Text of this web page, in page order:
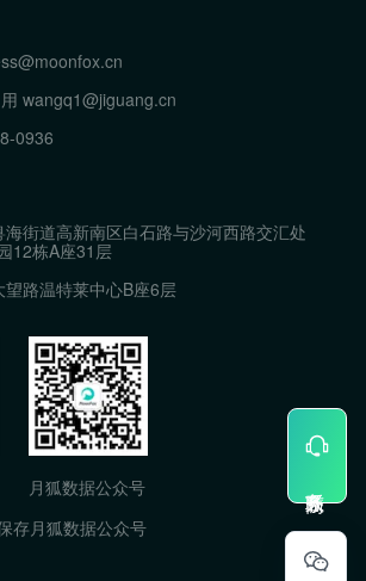
wangq1@jiguang.cn
0936
街道高新南区白石路与沙河西路交汇处
12栋A座31层
路温特莱中心B座6层
月狐数据公众号
存月狐数据公众号